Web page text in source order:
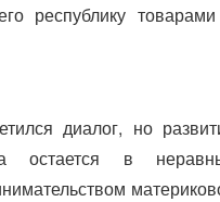
республику
диалог, но
остается в